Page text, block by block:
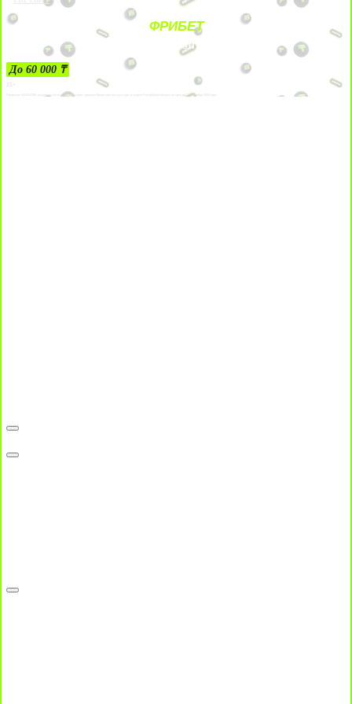
ФРИБЕТ
ЗА ДЕПОЗИТЫ
До 60 000 ₸
21+
Лицензии №24514359, выданной комитетом индустрии туризма Министерства культуры и спорта Республики Казахстан срок до 27 сентября 2034 года.